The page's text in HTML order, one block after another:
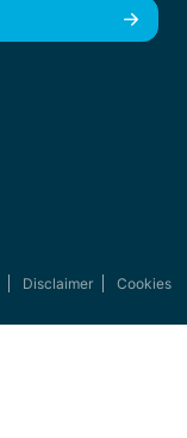
Disclaimer Cookies